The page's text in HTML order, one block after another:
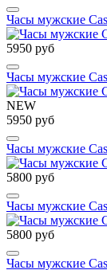
Часы мужские
5950 руб
Часы мужские
NEW
5950 руб
Часы мужские
5800 руб
Часы мужские
5800 руб
Часы мужские